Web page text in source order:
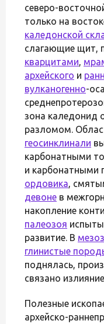
северо-
только на
каледонской
слагающие щит,
кварцитами,
архейского и
вулканогенно-
зона каледонид
разломом.
геосинклинали
карбонатными
и карбонатными
ордовика,
девоне в
накопление
палеозоя
развитие. В
глинистые
поднялась,
связано излияние
Полезные
архейско-